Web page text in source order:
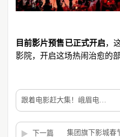
目前影片预售已正式开启，
影院，开启这场热闹治愈的部
跟着电影赶大集！峨眉电影频道这场新春活动，在春熙广场燃爆啦！
下一篇